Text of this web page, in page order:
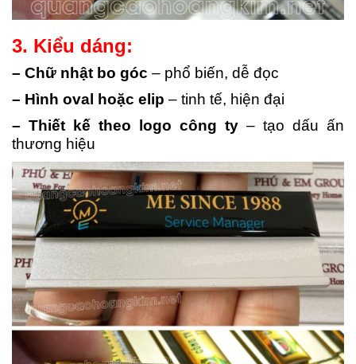
3. Kiểu dáng:
– Chữ nhật bo góc – phổ biến, dễ đọc
– Hình oval hoặc elip – tinh tế, hiện đại
– Thiết kế theo logo công ty – tạo dấu ấn
thương hiệu